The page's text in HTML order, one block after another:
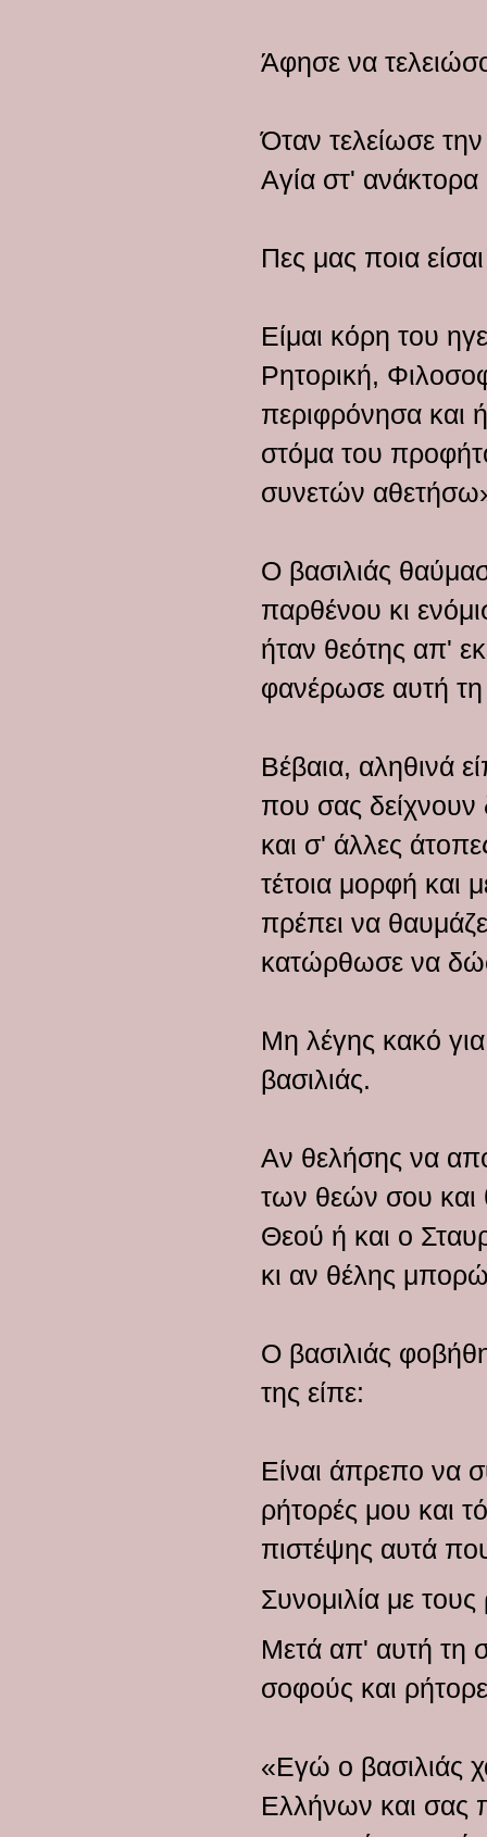
Άφησε να
Όταν τελείωσε
Αγία στ' ανάκτορα
Πες μας ποια
Είμαι κόρη του
Ρητορική,
περιφρόνησα και
στόμα του
συνετών
Ο βασιλιάς
παρθένου κι
ήταν θεότης απ'
φανέρωσε αυτή τη
Βέβαια, αληθινά
που σας δείχνουν
και σ' άλλες
τέτοια μορφή και
πρέπει να
κατώρθωσε να
Μη λέγης κακό
βασιλιάς.
Αν θελήσης να
των θεών σου και
Θεού ή και ο
κι αν θέλης
Ο βασιλιάς
της είπε:
Είναι άπρεπο να
ρήτορές μου και
πιστέψης αυτά
Συνομιλία με
Μετά απ' αυτή τη
σοφούς και
«Εγώ ο βασιλιάς
Ελλήνων και σας